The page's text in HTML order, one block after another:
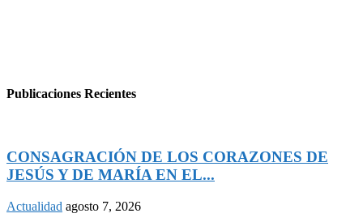
Publicaciones Recientes
CONSAGRACIÓN DE LOS CORAZONES DE
JESÚS Y DE MARÍA EN EL...
Actualidad agosto 7, 2026